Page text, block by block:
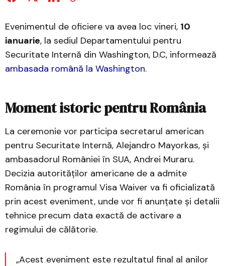
Evenimentul de oficiere va avea loc vineri, 10
ianuarie, la sediul Departamentului pentru
Securitate Internă din Washington, D.C, informează
ambasada română la Washington.
Moment istoric pentru România
La ceremonie vor participa secretarul american
pentru Securitate Internă, Alejandro Mayorkas, și
ambasadorul României în SUA, Andrei Muraru.
Decizia autorităților americane de a admite
România în programul Visa Waiver va fi oficializată
prin acest eveniment, unde vor fi anunțate și detalii
tehnice precum data exactă de activare a
regimului de călătorie.
„Acest eveniment este rezultatul final al anilor